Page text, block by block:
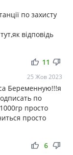
по захисту
відповідь
thumb_up thumb_down
11
25 Жов 2023
Беременную!!!я
по
просто
просто
thumb_up thumb_down
6